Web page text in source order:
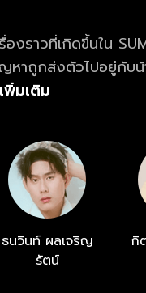
องราวที่เกิดขึ้นใน SUMMER ค
หาถูกส่งตัวไปอยู่กับน้
นแบบไม่ต้องคิดอะไร
เป็นถึงเจ้าชาย!"
พิ่มเติม
ธนวินท์ ผลเจริญ
รัตน์
กิ